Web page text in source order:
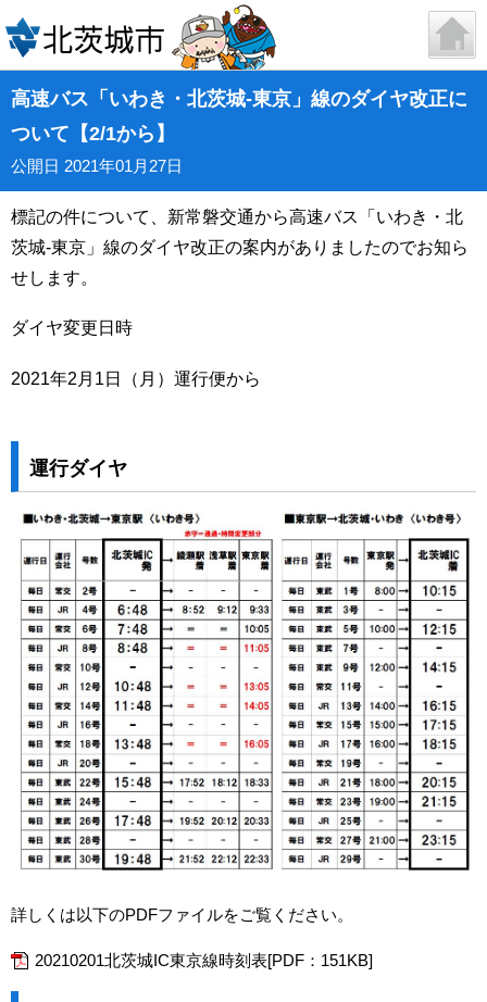
高速バス「いわき・北茨城-東京」線のダイヤ改正に
ついて【2/1から】
公開日 2021年01月27日
標記の件について、新常磐交通から高速バス「いわき・北
茨城-東京」線のダイヤ改正の案内がありましたのでお知ら
せします。
ダイヤ変更日時
2021年2月1日（月）運行便から
運行ダイヤ
詳しくは以下のPDFファイルをご覧ください。
20210201北茨城IC東京線時刻表[PDF：151KB]